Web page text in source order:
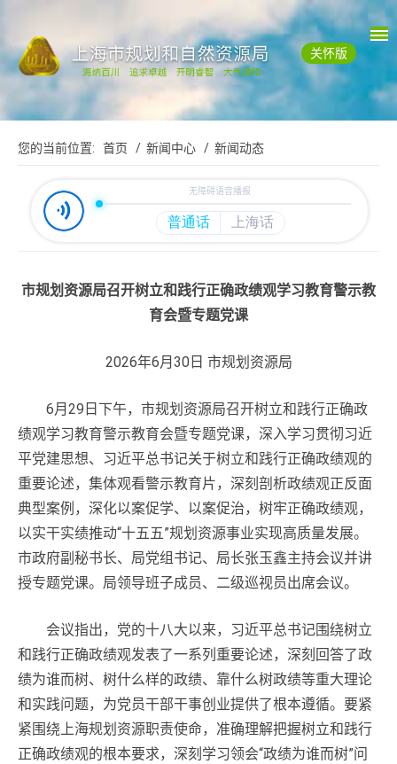
关怀版
您的当前位置: 首页 / 新闻中心 / 新闻动态
市规划资源局召开树立和践行正确政绩观学习教育警示教
育会暨专题党课
2026年6月30日 市规划资源局
6月29日下午，市规划资源局召开树立和践行正确政
绩观学习教育警示教育会暨专题党课，深入学习贯彻习近
平党建思想、习近平总书记关于树立和践行正确政绩观的
重要论述，集体观看警示教育片，深刻剖析政绩观正反面
典型案例，深化以案促学、以案促治，树牢正确政绩观，
以实干实绩推动“十五五”规划资源事业实现高质量发展。
市政府副秘书长、局党组书记、局长张玉鑫主持会议并讲
授专题党课。局领导班子成员、二级巡视员出席会议。
会议指出，党的十八大以来，习近平总书记围绕树立
和践行正确政绩观发表了一系列重要论述，深刻回答了政
绩为谁而树、树什么样的政绩、靠什么树政绩等重大理论
和实践问题，为党员干部干事创业提供了根本遵循。要紧
紧围绕上海规划资源职责使命，准确理解把握树立和践行
正确政绩观的根本要求，深刻学习领会“政绩为谁而树”问